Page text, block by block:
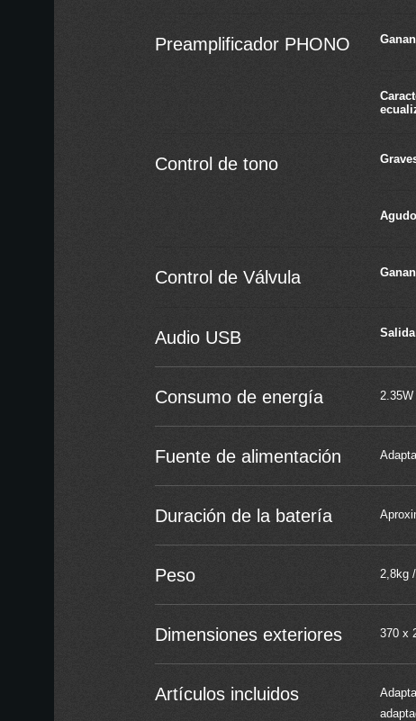
Preamplificador PHONO
Control de tono
Control de Válvula
Audio USB Salida
Consumo de energía 2.35W
Fuente de alimentación
Duración de la batería
Peso 2,8kg
Dimensiones exteriores 370 x
Artículos incluidos